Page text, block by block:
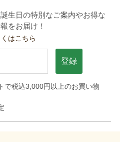
生日の特別なご案内やお得な
をお届け！
はこちら
登録
で税込3,000円以上のお買い物